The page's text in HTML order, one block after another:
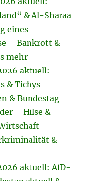
& Al-Sharaa
eines
– Bankrott &
mehr
aktuell:
& Tichys
& Bundestag
– Hilse &
&
aktuell: AfD-